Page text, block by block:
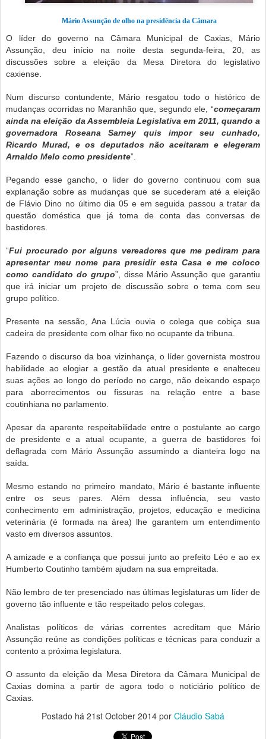
Mário Assunção de olho na presidência da Câmara
O líder do governo na Câmara Municipal de Caxias, Mário
Assunção, deu início na noite desta segunda-feira, 20, as
discussões sobre a eleição da Mesa Diretora do legislativo
caxiense.
Num discurso contundente, Mário resgatou todo o histórico de
mudanças ocorridas no Maranhão que, segundo ele, “começaram
ainda na eleição da Assembleia Legislativa em 2011, quando a
governadora Roseana Sarney quis impor seu cunhado,
Ricardo Murad, e os deputados não aceitaram e elegeram
Arnaldo Melo como presidente”.
Pegando esse gancho, o líder do governo continuou com sua
explanação sobre as mudanças que se sucederam até a eleição
de Flávio Dino no último dia 05 e em seguida passou a tratar da
questão doméstica que já toma de conta das conversas de
bastidores.
“Fui procurado por alguns vereadores que me pediram para
apresentar meu nome para presidir esta Casa e me coloco
como candidato do grupo”, disse Mário Assunção que garantiu
que irá iniciar um projeto de discussão sobre o tema com seu
grupo político.
Presente na sessão, Ana Lúcia ouvia o colega que cobiça sua
cadeira de presidente com olhar fixo no ocupante da tribuna.
Fazendo o discurso da boa vizinhança, o líder governista mostrou
habilidade ao elogiar a gestão da atual presidente e enalteceu
suas ações ao longo do período no cargo, não deixando espaço
para aborrecimentos ou fissuras na relação entre a base
coutinhiana no parlamento.
Apesar da aparente respeitabilidade entre o postulante ao cargo
de presidente e a atual ocupante, a guerra de bastidores foi
deflagrada com Mário Assunção assumindo a dianteira logo na
saída.
Mesmo estando no primeiro mandato, Mário é bastante influente
entre os seus pares. Além dessa influência, seu vasto
conhecimento em administração, projetos, educação e medicina
veterinária (é formada na área) lhe garantem um entendimento
vasto em diversos assuntos.
A amizade e a confiança que possui junto ao prefeito Léo e ao ex
Humberto Coutinho também ajudam na sua empreitada.
Não lembro de ter presenciado nas últimas legislaturas um líder de
governo tão influente e tão respeitado pelos colegas.
Analistas políticos de várias correntes acreditam que Mário
Assunção reúne as condições políticas e técnicas para conduzir a
contento a próxima legislatura.
O assunto da eleição da Mesa Diretora da Câmara Municipal de
Caxias domina a partir de agora todo o noticiário político de
Caxias.
Postado há 21st October 2014 por Cláudio Sabá